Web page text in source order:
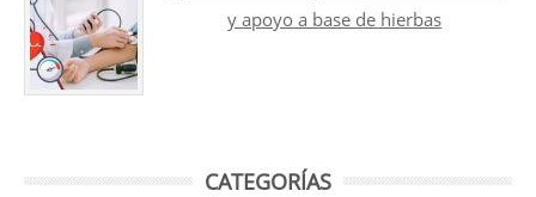
y apoyo a base de hierbas
CATEGORÍAS